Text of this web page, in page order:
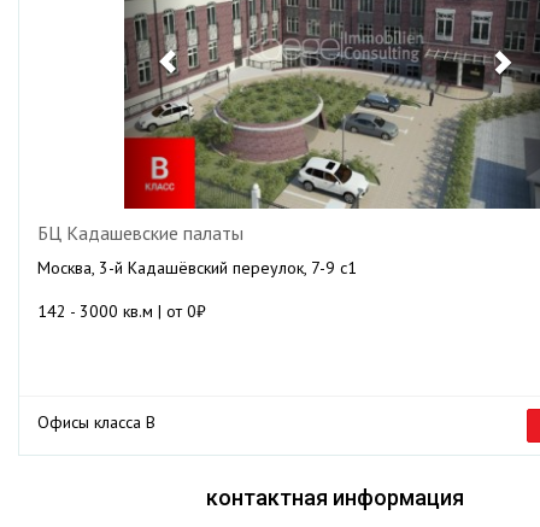
БЦ Кадашевские палаты
Москва, 3-й Кадашёвский переулок, 7-9 с1
142 - 3000 кв.м | от 0₽
Офисы класса B
контактная информация